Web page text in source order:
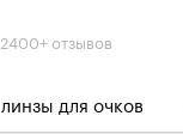
2400+ отзывов
линзы для очков